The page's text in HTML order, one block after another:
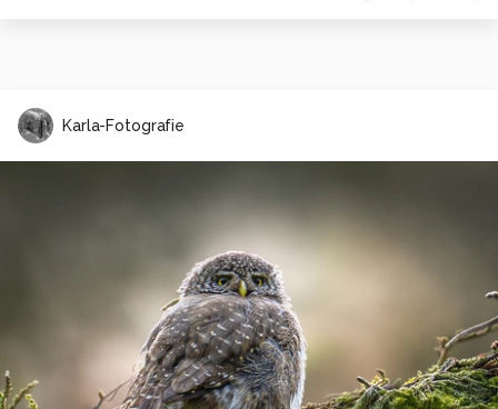
Karla-Fotografie